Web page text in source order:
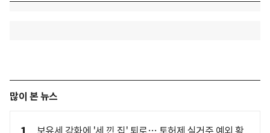
많이 본 뉴스